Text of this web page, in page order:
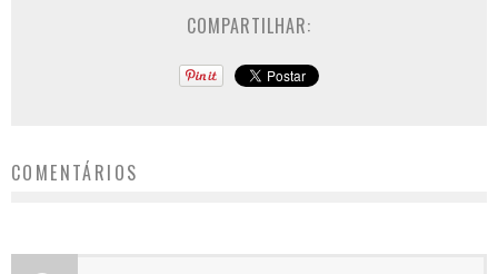
COMPARTILHAR:
COMENTÁRIOS